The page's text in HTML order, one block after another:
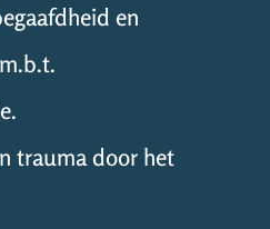
en
trauma door het